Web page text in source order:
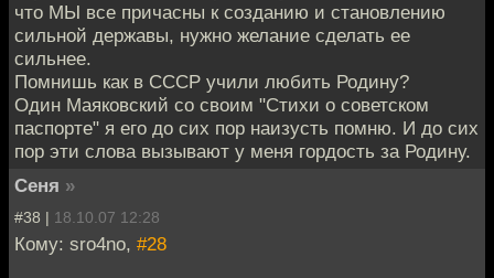
что МЫ все причасны к созданию и становлению
сильной державы, нужно желание сделать ее
сильнее.
Помнишь как в СССР учили любить Родину?
Один Маяковский со своим "Стихи о советском
паспорте" я его до сих пор наизусть помню. И до сих
пор эти слова вызывают у меня гордость за Родину.
Сеня »
#38 | 18.10.07 12:28
Кому: sro4no, #28